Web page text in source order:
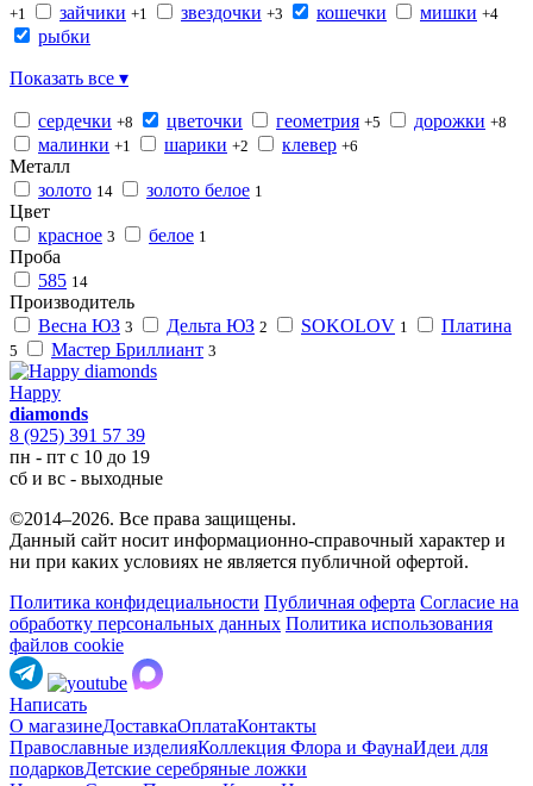
+1 зайчики +1 звездочки +3 кошечки мишки +4
рыбки
Показать все ▾
сердечки +8 цветочки геометрия +5 дорожки +8
малинки +1 шарики +2 клевер +6
Металл
золото 14 золото белое 1
Цвет
красное 3 белое 1
Проба
585 14
Производитель
Весна ЮЗ 3 Дельта ЮЗ 2 SOKOLOV 1 Платина
5 Мастер Бриллиант 3
Happy
diamonds
8 (925) 391 57 39
пн - пт с 10 до 19
сб и вс - выходные
©2014–2026. Все права защищены.
Данный сайт носит информационно-справочный характер и
ни при каких условиях не является публичной офертой.
Политика конфидециальности Публичная оферта Согласие на
обработку персональных данных Политика использования
файлов cookie
Написать
О магазинеДоставкаОплатаКонтакты
Православные изделияКоллекция Флора и ФаунаИдеи для
подарковДетские серебряные ложки